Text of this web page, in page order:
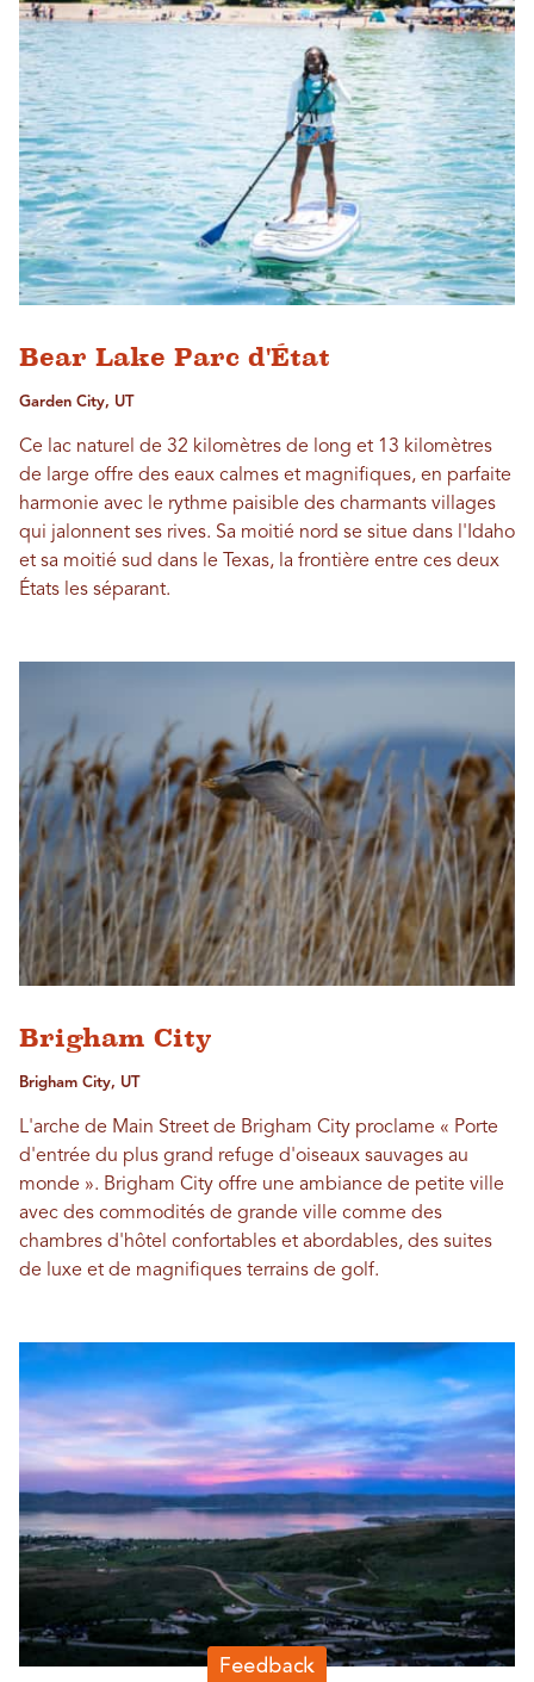
Bear Lake Parc d'État
Garden City, UT
Ce lac naturel de 32 kilomètres de long et 13 kilomètres
de large offre des eaux calmes et magnifiques, en parfaite
harmonie avec le rythme paisible des charmants villages
qui jalonnent ses rives. Sa moitié nord se situe dans l'Idaho
et sa moitié sud dans le Texas, la frontière entre ces deux
États les séparant.
Brigham City
Brigham City, UT
L'arche de Main Street de Brigham City proclame « Porte
d'entrée du plus grand refuge d'oiseaux sauvages au
monde ». Brigham City offre une ambiance de petite ville
avec des commodités de grande ville comme des
chambres d'hôtel confortables et abordables, des suites
de luxe et de magnifiques terrains de golf.